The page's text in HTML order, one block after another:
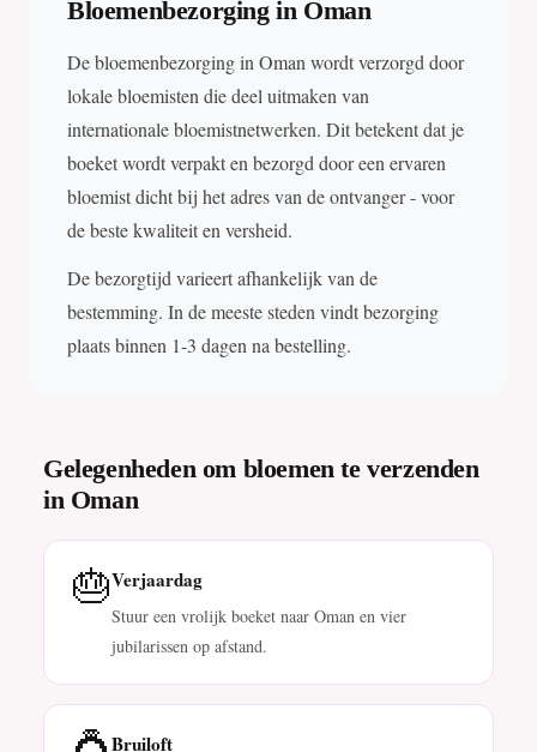
Bloemenbezorging in Oman
De bloemenbezorging in Oman wordt verzorgd door
lokale bloemisten die deel uitmaken van
internationale bloemistnetwerken. Dit betekent dat je
boeket wordt verpakt en bezorgd door een ervaren
bloemist dicht bij het adres van de ontvanger - voor
de beste kwaliteit en versheid.
De bezorgtijd varieert afhankelijk van de
bestemming. In de meeste steden vindt bezorging
plaats binnen 1-3 dagen na bestelling.
Gelegenheden om bloemen te verzenden
in Oman
🎂Verjaardag
Stuur een vrolijk boeket naar Oman en vier
jubilarissen op afstand.
Bruiloft